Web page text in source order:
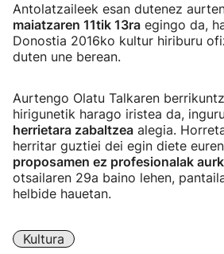
Antolatzaileek esan dutenez
maiatzaren 11tik 13ra egingo da,
Donostia 2016ko kultur hiriburu
duten une berean.
Aurtengo Olatu Talkaren
hirigunetik harago iristea da,
herrietara zabaltzea alegia.
herritar guztiei dei egin diete euren
proposamen ez profesionalak
otsailaren 29a baino lehen,
helbide hauetan.
Kultura